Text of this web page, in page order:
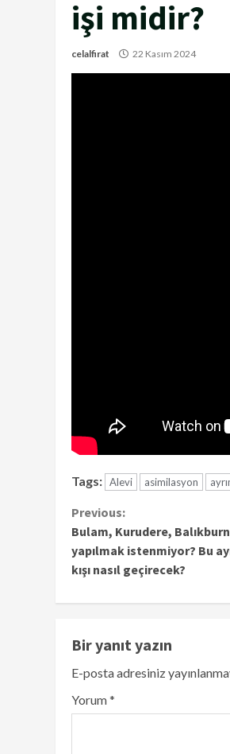
işi midir?
celalfirat 22 Kasım 2024
Tags: Alevi asimilasyon
Continue
Reading
Previous:
Bulam, Kurudere,
yapılmak istenmiyor? Bu
kışı nasıl geçirecek?
Bir yanıt yazın
E-posta adresiniz
Yorum*